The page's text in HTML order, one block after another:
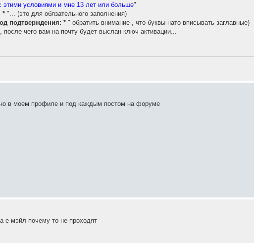
этими условиями и мне 13 лет или больше"
* "... (это для обязательного заполнения)
подтверждения: * " обратить внимание , что буквы нато вписывать заглавные)
чего вам на почту будет выслан ключ активации...
в моем профиле и под каждым постом на форуме
е-мэйл почему-то не проходят